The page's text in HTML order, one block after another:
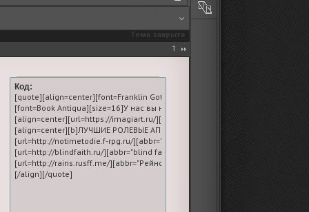
Тема закрыта
1
школа Photoshop на просторах форумов.[/url][/size][/font]
создавать и верстать дизайны, обрабатывать фото и работать
img][/url][/align]
img][/abbr][/url]
abbr][/url]
img][/abbr][/url]
imagiart.ru/]Лучшая школа Photoshop на
делать первоклассную графику для форумов, создавать и
forumstatic.ru/files/0019/f9/d4/50796.png[/img][/url][/align]
b]
TO DIE"][img]https://i.imgur.com/NgsFry1.png[/img][/abbr][/url]
i.imgur.com/YIc1GNm.png[/img][/abbr][/url]
империя"][img]https://i.imgur.com/qV1lqFY.png[/img][/abbr][/url]
Код:
[quote][align=center][font=Franklin Gothic Medium][size=20][url=https://
[font=Book Antiqua][size=16]У нас вы научитесь делать первоклассную
[align=center][url=https://imagiart.ru/][img]https://forumstatic.ru/files/0019/
[align=center][b]ЛУЧШИЕ РОЛЕВЫЕ АПРЕЛЯ:[/b]
[url=http://notimetodie.f-rpg.ru/][abbr="NO TIME TO DIE"][img]https://
[url=http://blindfaith.ru/][abbr="blind faith"][img]https://i.imgur.com/
[url=http://rains.rusff.me/][abbr="Рейнс: Новая империя"][img]https://